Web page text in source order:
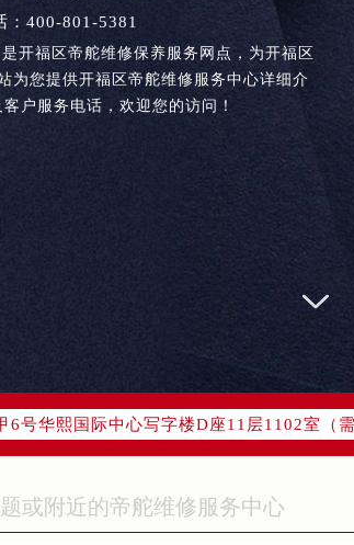
：400-801-5381
开福区帝舵维修保养服务网点，为开福区
为您提供开福区帝舵维修服务中心详细介
户服务电话，欢迎您的访问！
客户服务热线：400-801-5381
801-5381，服务覆盖中国大陆、香港、
新网点地址：
广场写字楼W3座6层602室（需提前预约）
6号华熙国际中心写字楼D座11层1102室（
国际金融中心写字楼26层2603室（需提前
心写字楼2座37层3705室（需提前预约）
街口）南京中心写字楼22层C1-1室（需提